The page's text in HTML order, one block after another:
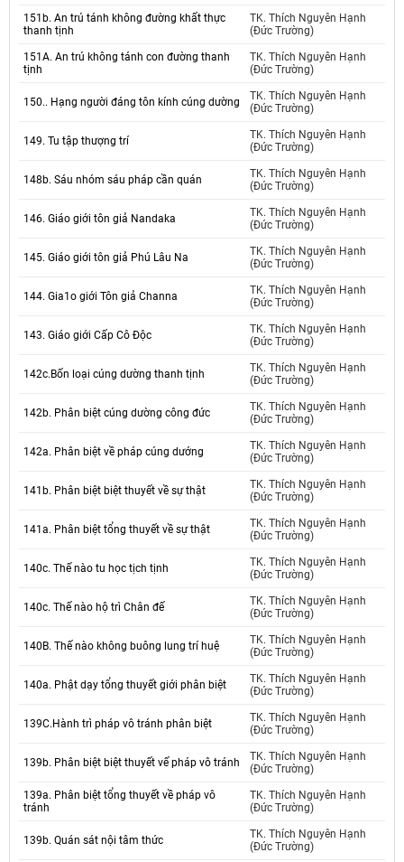
151b. An trú tánh không đường khất thực
thanh tịnh
TK. Thích Nguyên Hạnh
(Đức Trường)
151A. An trú không tánh con đường thanh
tịnh
TK. Thích Nguyên Hạnh
(Đức Trường)
150.. Hạng người đáng tôn kính cúng dường
TK. Thích Nguyên Hạnh
(Đức Trường)
149. Tu tập thượng trí
TK. Thích Nguyên Hạnh
(Đức Trường)
148b. Sáu nhóm sáu pháp cần quán
TK. Thích Nguyên Hạnh
(Đức Trường)
146. Giáo giới tôn giả Nandaka
TK. Thích Nguyên Hạnh
(Đức Trường)
145. Giáo giới tôn giả Phú Lâu Na
TK. Thích Nguyên Hạnh
(Đức Trường)
144. Gia1o giới Tôn giả Channa
TK. Thích Nguyên Hạnh
(Đức Trường)
143. Giáo giới Cấp Cô Độc
TK. Thích Nguyên Hạnh
(Đức Trường)
142c.Bốn loại cúng dường thanh tịnh
TK. Thích Nguyên Hạnh
(Đức Trường)
142b. Phân biệt cúng dường công đức
TK. Thích Nguyên Hạnh
(Đức Trường)
142a. Phân biệt về pháp cúng dướng
TK. Thích Nguyên Hạnh
(Đức Trường)
141b. Phân biệt biệt thuyết về sự thật
TK. Thích Nguyên Hạnh
(Đức Trường)
141a. Phân biệt tổng thuyết về sự thật
TK. Thích Nguyên Hạnh
(Đức Trường)
140c. Thế nào tu học tịch tịnh
TK. Thích Nguyên Hạnh
(Đức Trường)
140c. Thế nào hộ trì Chân đế
TK. Thích Nguyên Hạnh
(Đức Trường)
140B. Thế nào không buông lung trí huệ
TK. Thích Nguyên Hạnh
(Đức Trường)
140a. Phật dạy tổng thuyết giới phân biệt
TK. Thích Nguyên Hạnh
(Đức Trường)
139C.Hành trì pháp vô tránh phân biệt
TK. Thích Nguyên Hạnh
(Đức Trường)
139b. Phân biệt biệt thuyết vế pháp vô tránh
TK. Thích Nguyên Hạnh
(Đức Trường)
139a. Phân biệt tổng thuyết về pháp vô
tránh
TK. Thích Nguyên Hạnh
(Đức Trường)
139b. Quán sát nội tâm thức
TK. Thích Nguyên Hạnh
(Đức Trường)